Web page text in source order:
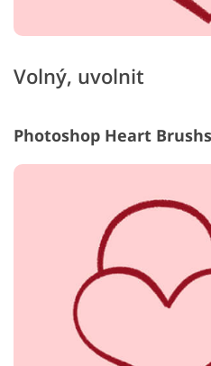
Volný, uvolnit
Photoshop Heart